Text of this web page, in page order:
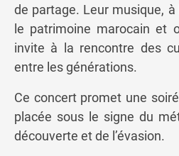
de partage. Leur musique,
le patrimoine marocain et
invite à la rencontre des
entre les générations.
Ce concert promet une
placée sous le signe du
découverte et de l’évasion.